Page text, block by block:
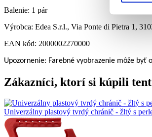
Balenie: 1 pár
Výrobca: Edea S.r.l., Via Ponte di Pietra 1,
EAN kód: 2000002270000
Upozornenie: Farebné vyobrazenie môže byť
Zákazníci, ktorí si kúpili
Univerzálny plastový tvrdý chránič - žltý s